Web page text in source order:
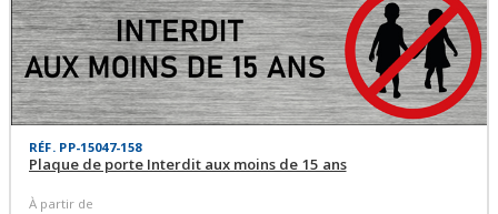
RÉF. PP-15047-158
Plaque de porte Interdit aux moins de 15 ans
À partir de